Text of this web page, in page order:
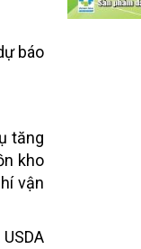
báo
tăng
kho
vận